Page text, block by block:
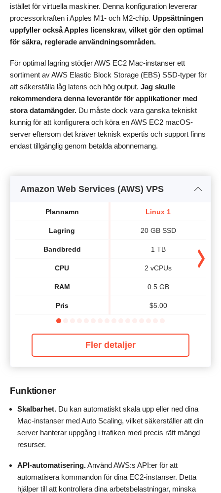
istället för virtuella maskiner. Denna konfiguration levererar
processorkraften i Apples M1- och M2-chip. Uppsättningen
uppfyller också Apples licenskrav, vilket gör den optimal
för säkra, reglerade användningsområden.
För optimal lagring stödjer AWS EC2 Mac-instanser ett
sortiment av AWS Elastic Block Storage (EBS) SSD-typer för
att säkerställa låg latens och hög output. Jag skulle
rekommendera denna leverantör för applikationer med
stora datamängder. Du måste dock vara ganska tekniskt
kunnig för att konfigurera och köra en AWS EC2 macOS-
server eftersom det kräver teknisk expertis och support finns
endast tillgänglig genom betalda abonnemang.
Amazon Web Services (AWS) VPS
Plannamn
Lagring
Bandbredd
CPU
RAM
Pris
Linux 1
20 GB SSD
1 TB
2 vCPUs
0.5 GB
$5.00
Fler detaljer
Funktioner
Skalbarhet. Du kan automatiskt skala upp eller ned dina
Mac-instanser med Auto Scaling, vilket säkerställer att din
server hanterar uppgång i trafiken med precis rätt mängd
resurser.
API-automatisering.Använd AWS:s API:er för att
automatisera kommandon för dina EC2-instanser. Detta
hjälper till att kontrollera dina arbetsbelastningar, minska